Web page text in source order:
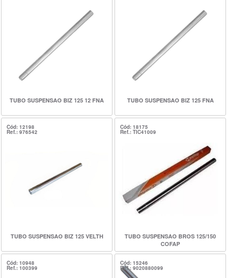
TUBO SUSPENSAO BIZ 125 12 FNA TUBO SUSPENSAO BIZ 125 FNA
Cód: 12198
Ref.: 976542
TUBO SUSPENSAO BIZ 125 VELTH
Cód: 18175
Ref.: TIC41009
TUBO SUSPENSAO BROS 125/150
COFAP
Cód: 10948
Ref.: 100399
Cód: 15246
Ref.: 9020880099